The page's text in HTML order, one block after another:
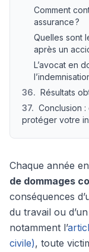
Comment
assurance ?
Quelles sont
après un
L’avocat en
36. Résultats
37. Conclusion
protéger votre
Chaque année
de dommages
conséquences
du travail ou
notamment l’
civile), toute